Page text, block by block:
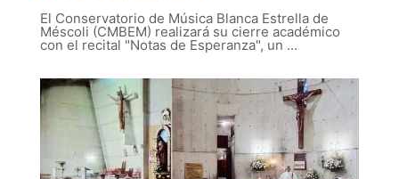
El Conservatorio de Música Blanca Estrella de
Méscoli (CMBEM) realizará su cierre académico
con el recital "Notas de Esperanza", un ...